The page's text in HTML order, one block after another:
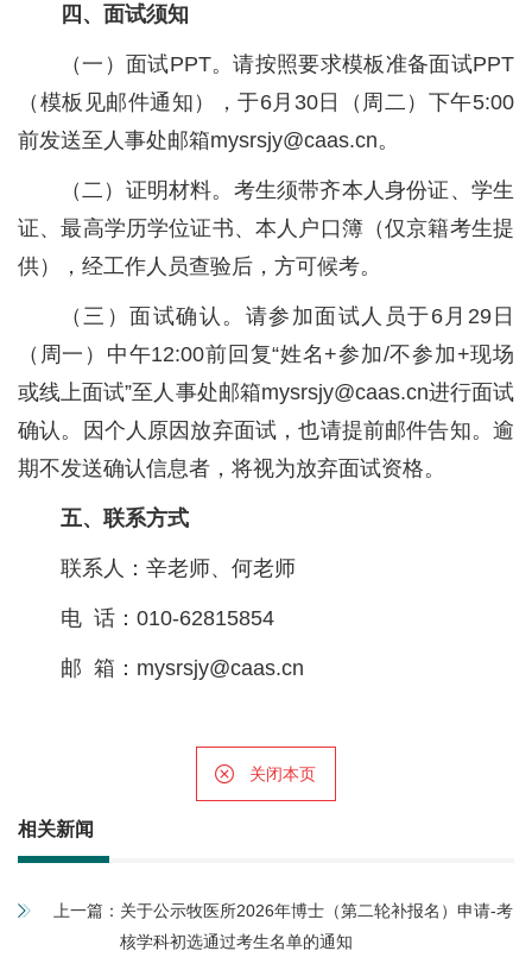
四、面试须知
（一）面试PPT。请按照要求模板准备面试PPT
（模板见邮件通知），于6月30日（周二）下午5:00
前发送至人事处邮箱mysrsjy@caas.cn。
（二）证明材料。考生须带齐本人身份证、学生
证、最高学历学位证书、本人户口簿（仅京籍考生提
供），经工作人员查验后，方可候考。
（三）面试确认。请参加面试人员于6月29日
（周一）中午12:00前回复“姓名+参加/不参加+现场
或线上面试”至人事处邮箱mysrsjy@caas.cn进行面试
确认。因个人原因放弃面试，也请提前邮件告知。逾
期不发送确认信息者，将视为放弃面试资格。
五、联系方式
联系人：辛老师、何老师
电 话：010-62815854
邮 箱：mysrsjy@caas.cn
关闭本页
相关新闻
上一篇： 关于公示牧医所2026年博士（第二轮补报名）申请-考
核学科初选通过考生名单的通知